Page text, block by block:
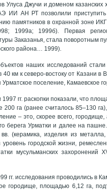
Улуса Джучи и доменом казанских
ИИ АН РТ позволили
памятников в охранной зоне
1999а; 1999б). Первая
Заказанья, стала поворотным
района… 1999).
наших исследований стали
км к северо-востоку от Казани
Урматское поселение, Камаевское
гг. раскопки показали, что
200 га (ранее считалось 85–130
– это, скорее всего,
берега Урматки и далее на
вв. (керамика, изделия из
городской жизни,
мусульманских захоронений
гг. исследования проводились в
городище, площадью 6,12 га,